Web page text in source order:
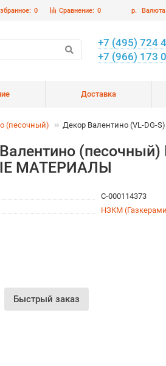
р. Валюта
Сравнение: 0
0
+7 (495) 724
+7 (966) 173
Доставка
(песочный) Декор Валентино (VL-DG-
(песочный)
МАТЕРИАЛЫ
С-000114373
НЗКМ
Быстрый заказ